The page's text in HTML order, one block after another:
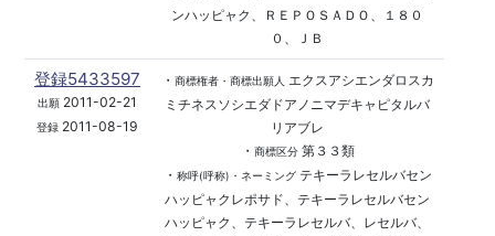
ンハッピャク、ＲＥＰＯＳＡＤＯ、１８０
０、ＪＢ
登録5433597
出願 2011-02-21
登録 2011-08-19
・ 商標権者・商標出願人
エクスアシエンダロスカ
ミチネスソシエダドアノニマデキャピタルバ
リアブレ
・ 商標区分第３３類
・ 称呼(呼称)・ネーミングテキーラレセルバセン
ハッピャクレポサド、テキーラレセルバセン
ハッピャク、テキーラレセルバ、レセルバ、